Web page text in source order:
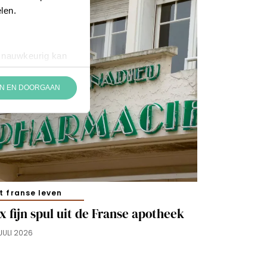
kan
in het
van
Ook plaatsen
van de
instellen’. Klik
EN DOORGAAN
franse leven
fijn spul uit de Franse apotheek
2026